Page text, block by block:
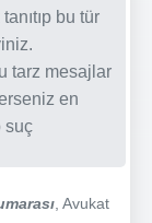
bu tür
tarz mesajlar
en
suç
, Avukat